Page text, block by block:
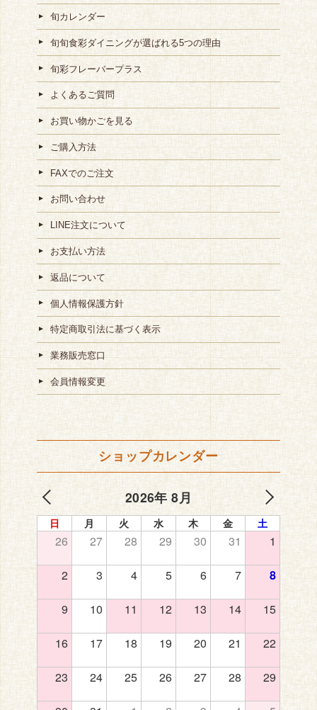
旬カレンダー
旬旬食彩ダイニングが選ばれる5つの理由
旬彩フレーバープラス
よくあるご質問
お買い物かごを見る
ご購入方法
FAXでのご注文
お問い合わせ
LINE注文について
お支払い方法
返品について
個人情報保護方針
特定商取引法に基づく表示
業務販売窓口
会員情報変更
ショップカレンダー
2026年 8月
日 月 火 水 木 金 土
26 27 28 29 30 31 1
2 3 4 5 6 7 8
9 10 11 12 13 14 15
16 17 18 19 20 21 22
23 24 25 26 27 28 29